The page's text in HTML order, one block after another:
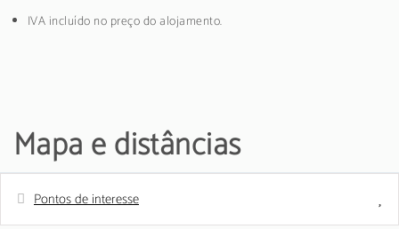
IVA incluído no preço do alojamento.
Mapa e distâncias
Pontos de interesse